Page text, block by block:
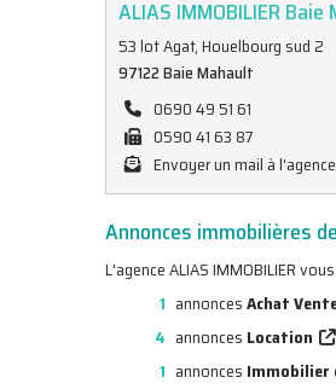
ALIAS IMMOBILIER Baie
53 lot Agat, Houelbourg sud 2
97122 Baie Mahault
0690 49 51 61
0590 41 63 87
Envoyer un mail à l'agence
Annonces immobilières
L'agence ALIAS IMMOBILIER
1 annoncesAchat
4 annonces Location
1 annonces